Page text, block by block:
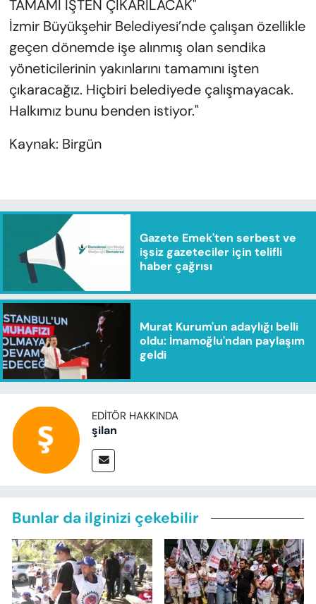
TAMAMI İŞTEN ÇIKARILACAK"
İzmir Büyükşehir Belediyesi’nde çalışan özellikle
geçen dönemde işe alınmış olan sendika
yöneticilerinin yakınlarını tamamını işten
çıkaracağız. Hiçbiri belediyede çalışmayacak.
Halkımız bunu benden istiyor."
Kaynak: Birgün
Gazete Emek'ten serbest ve
işsiz gazeteciler için telifli
haber çağrısı
Murat Kurum'un adaylığı belli
oldu: İmamoğlu'ndan paylaşım
geldi
EDITÖR HAKKINDA
şilan
Bunlar da ilginizi çekebilir